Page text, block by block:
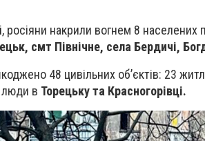
росіяни накрили вогнем 8 населених
смт Північне, села Бердичі,
48 цивільних об’єктів: 23
люди в Торецьку та Красногорівці.